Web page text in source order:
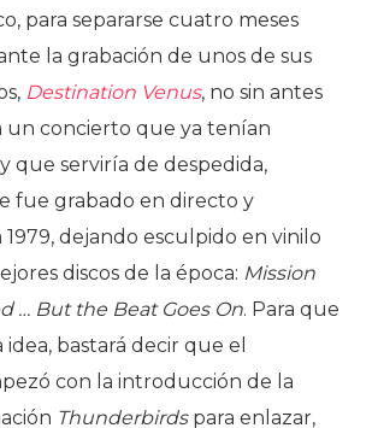
para separarse cuatro meses
la grabación de unos de sus
Destination Venus, no sin antes
un concierto que ya tenían
que serviría de despedida,
fue grabado en directo y
dejando esculpido en vinilo
discos de la época: Mission
… But the Beat Goes On. Para que
idea, bastará decir que el
con la introducción de la
Thunderbirdspara enlazar,